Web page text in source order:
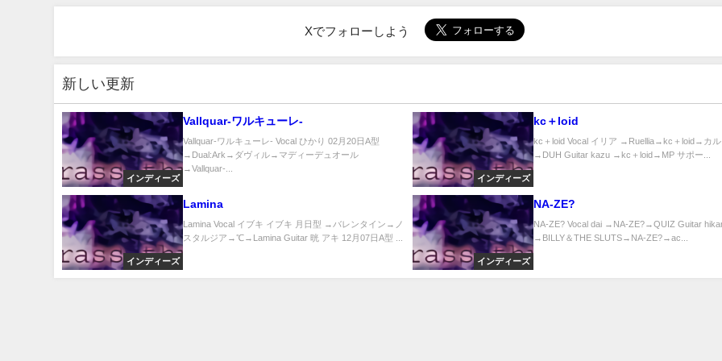
Xでフォローしよう
新しい更新
インディーズ
Vallquar-ワルキューレ-
Vallquar-ワルキューレ- Vocal ひかり 02月20日A型
→Dual:Ark→ダヴィル→マディーデュオール
→Vallquar-...
インディーズ
kc＋loid
kc＋loid Vocal イリア →Ruellia→kc＋loid→カ
→DUH Guitar kazu →kc＋loid→MP サポー...
インディーズ
Lamina
Lamina Vocal イブキ イブキ 月日型 →バレンタイン→ノ
スタルジア→℃→Lamina Guitar 晄 アキ 12月07日A型 ...
インディーズ
NA-ZE?
NA-ZE? Vocal dai →NA-ZE?→QUIZ Guitar
→BILLY＆THE SLUTS→NA-ZE?→ac...